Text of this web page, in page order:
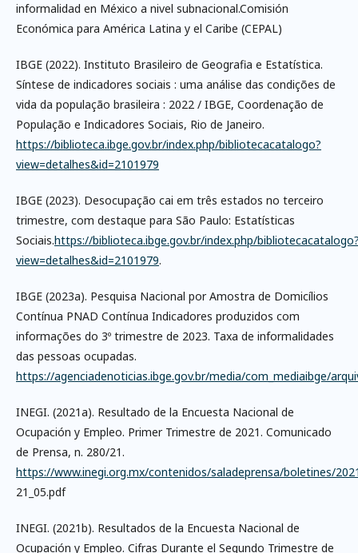
informalidad en México a nivel subnacional.Comisión
Económica para América Latina y el Caribe (CEPAL)
IBGE (2022). Instituto Brasileiro de Geografia e Estatística.
Síntese de indicadores sociais : uma análise das condições de
vida da população brasileira : 2022 / IBGE, Coordenação de
População e Indicadores Sociais, Rio de Janeiro.
https://biblioteca.ibge.gov.br/index.php/bibliotecacatalogo?
view=detalhes&id=2101979
IBGE (2023). Desocupação cai em três estados no terceiro
trimestre, com destaque para São Paulo: Estatísticas
Sociais.https://biblioteca.ibge.gov.br/index.php/
view=detalhes&id=2101979.
IBGE (2023a). Pesquisa Nacional por Amostra de Domicílios
Contínua PNAD Contínua Indicadores produzidos com
informações do 3º trimestre de 2023. Taxa de informalidades
das pessoas ocupadas.
https://agenciadenoticias.ibge.gov.br/media/com_mediaibge/
INEGI. (2021a). Resultado de la Encuesta Nacional de
Ocupación y Empleo. Primer Trimestre de 2021. Comunicado
de Prensa, n. 280/21.
https://www.inegi.org.mx/contenidos/saladeprensa/boletines/
21_05.pdf
INEGI. (2021b). Resultados de la Encuesta Nacional de
Ocupación y Empleo. Cifras Durante el Segundo Trimestre de